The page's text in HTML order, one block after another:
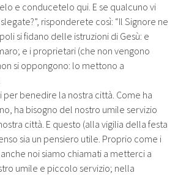
e conducetelo qui. E se qualcuno vi
risponderete così: “Il Signore ne
si fidano delle istruzioni di Gesù: e
e i proprietari (che non vengono
si oppongono: lo mettono a
per benedire la nostra città. Come ha
ha bisogno del nostro umile servizio
città. E questo (alla vigilia della festa
sia un pensiero utile. Proprio come i
noi siamo chiamati a metterci a
umile e piccolo servizio; nella